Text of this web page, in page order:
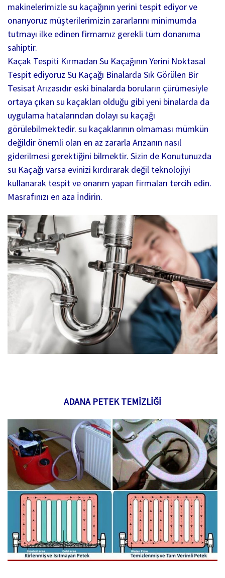
makinelerimizle su kaçağının yerini tespit ediyor ve
onarıyoruz müşterilerimizin zararlarını minimumda
tutmayı ilke edinen firmamız gerekli tüm donanıma
sahiptir.
Kaçak Tespiti Kırmadan Su Kaçağının Yerini Noktasal
Tespit ediyoruz Su Kaçağı Binalarda Sık Görülen Bir
Tesisat Arızasıdır eski binalarda boruların çürümesiyle
ortaya çıkan su kaçakları olduğu gibi yeni binalarda da
uygulama hatalarından dolayı su kaçağı
görülebilmektedir. su kaçaklarının olmaması mümkün
değildir önemli olan en az zararla Arızanın nasıl
giderilmesi gerektiğini bilmektir. Sizin de Konutunuzda
su Kaçağı varsa evinizi kırdırarak değil teknolojiyi
kullanarak tespit ve onarım yapan firmaları tercih edin.
Masrafınızı en aza İndirin.
ADANA PETEK TEMİZLİĞİ